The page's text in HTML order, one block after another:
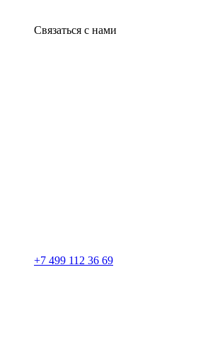
Связаться с нами
+7 499 112 36 69